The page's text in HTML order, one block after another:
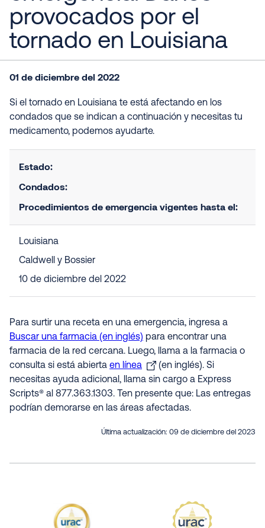
provocados por el
tornado en Louisiana
01 de diciembre del 2022
Si el tornado en Louisiana te está afectando en los
condados que se indican a continuación y necesitas tu
medicamento, podemos ayudarte.
Estado:
Condados:
Procedimientos de emergencia vigentes hasta el:
Louisiana
Caldwell y Bossier
10 de diciembre del 2022
Para surtir una receta en una emergencia, ingresa a
Buscar una farmacia (en inglés) para encontrar una
farmacia de la red cercana. Luego, llama a la farmacia o
consulta si está abierta en línea
(en inglés). Si
necesitas ayuda adicional, llama sin cargo a Express
Scripts® al 877.363.1303. Ten presente que: Las entregas
podrían demorarse en las áreas afectadas.
Última actualización: 09 de diciembre del 2023